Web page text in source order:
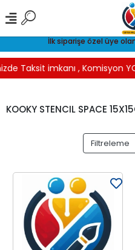
İlk siparişe özel üye
Taksit imkanı , Komisyon
KOOKY STENCIL SPACE
Filtreleme